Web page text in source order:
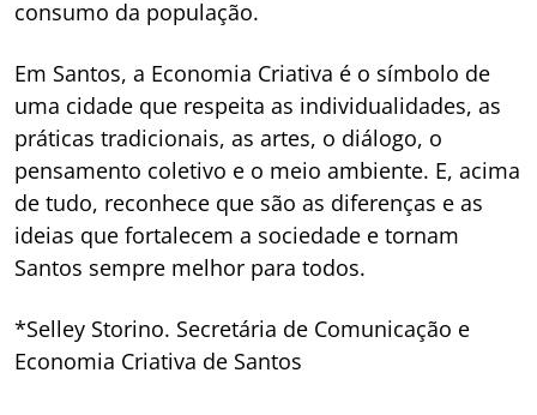
consumo da população.
Em Santos, a Economia Criativa é o símbolo de
uma cidade que respeita as individualidades, as
práticas tradicionais, as artes, o diálogo, o
pensamento coletivo e o meio ambiente. E, acima
de tudo, reconhece que são as diferenças e as
ideias que fortalecem a sociedade e tornam
Santos sempre melhor para todos.
*Selley Storino. Secretária de Comunicação e
Economia Criativa de Santos